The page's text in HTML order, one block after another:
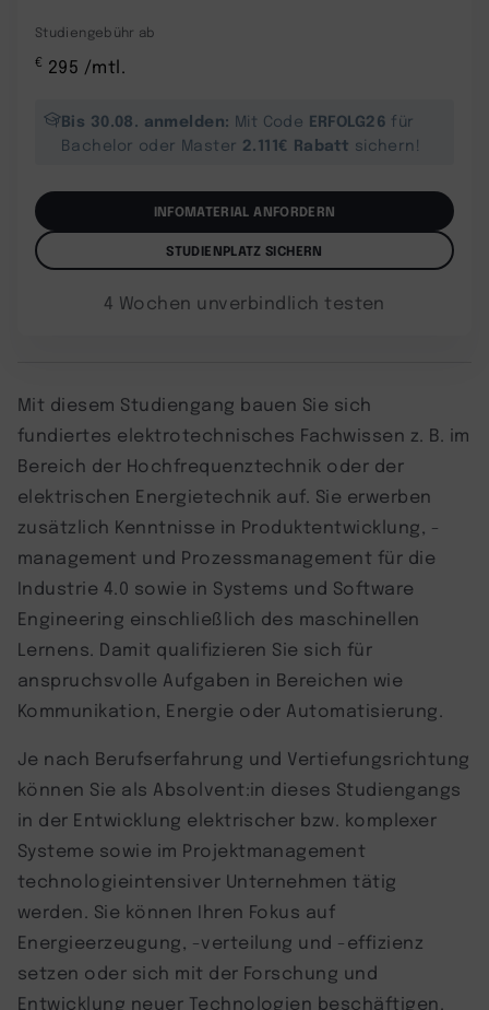
Studiengebühr ab
€ 295 /mtl.
Bis 30.08. anmelden: Mit Code ERFOLG26 für
Bachelor oder Master 2.111€ Rabatt sichern!
INFOMATERIAL ANFORDERN
STUDIENPLATZ SICHERN
4 Wochen unverbindlich testen
Mit diesem Studiengang bauen Sie sich
fundiertes elektrotechnisches Fachwissen z. B. im
Bereich der Hochfrequenztechnik oder der
elektrischen Energietechnik auf. Sie erwerben
zusätzlich Kenntnisse in Produktentwicklung, -
management und Prozessmanagement für die
Industrie 4.0 sowie in Systems und Software
Engineering einschließlich des maschinellen
Lernens. Damit qualifizieren Sie sich für
anspruchsvolle Aufgaben in Bereichen wie
Kommunikation, Energie oder Automatisierung.
Je nach Berufserfahrung und Vertiefungsrichtung
können Sie als Absolvent:in dieses Studiengangs
in der Entwicklung elektrischer bzw. komplexer
Systeme sowie im Projektmanagement
technologieintensiver Unternehmen tätig
werden. Sie können Ihren Fokus auf
Energieerzeugung, -verteilung und -effizienz
setzen oder sich mit der Forschung und
Entwicklung neuer Technologien beschäftigen.